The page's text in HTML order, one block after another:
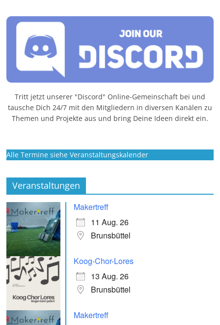
Tritt jetzt unserer "Discord" Online-Gemeinschaft bei und
tausche Dich 24/7 mit den Mitgliedern in diversen Kanälen zu
Themen und Projekte aus und bring Deine Ideen direkt ein.
Alle Termine siehe Veranstaltungskalender
Veranstaltungen
Makertreff
11 Aug. 26
Brunsbüttel
Koog-Chor-Lores
13 Aug. 26
Brunsbüttel
Makertreff